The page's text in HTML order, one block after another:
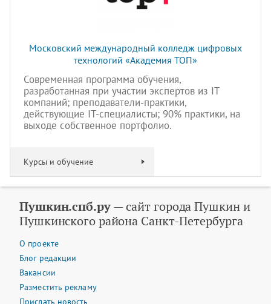
Московский международный колледж цифровых
технологий «Академия TOП»
Современная программа обучения,
разработанная при участии экспертов из IT
компаний; преподаватели-практики,
действующие IT-специалисты; 90% практики, на
выходе собственное портфолио.
Курсы и обучение
Пушкин.спб.ру— сайт города Пушкин и
Пушкинского района Санкт-Петербурга
О проекте
Блог редакции
Вакансии
Разместить рекламу
Прислать новость